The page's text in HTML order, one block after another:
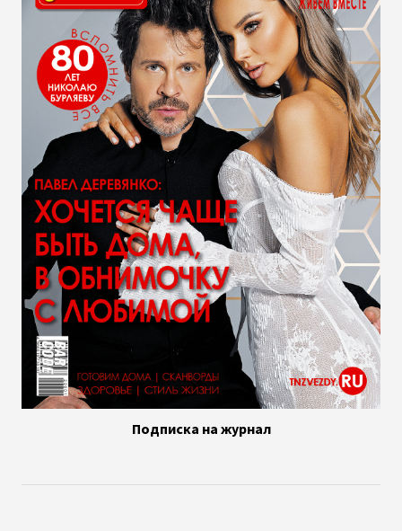
Подписка на журнал